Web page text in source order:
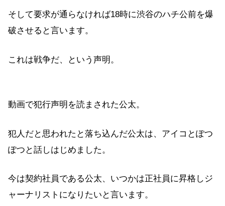
そして要求が通らなければ18時に渋谷のハチ公前を爆
破させると言います。
これは戦争だ、という声明。
動画で犯行声明を読まされた公太。
犯人だと思われたと落ち込んだ公太は、アイコとぽつ
ぽつと話しはじめました。
今は契約社員である公太、いつかは正社員に昇格しジ
ャーナリストになりたいと言います。